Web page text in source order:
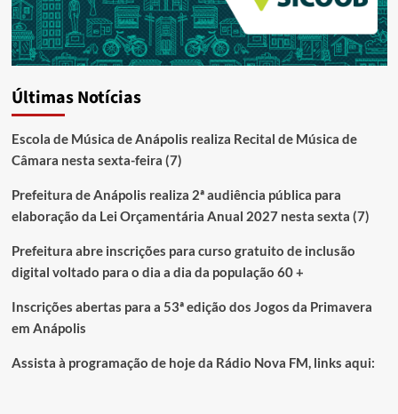
Últimas Notícias
Escola de Música de Anápolis realiza Recital de Música de
Câmara nesta sexta-feira (7)
Prefeitura de Anápolis realiza 2ª audiência pública para
elaboração da Lei Orçamentária Anual 2027 nesta sexta (7)
Prefeitura abre inscrições para curso gratuito de inclusão
digital voltado para o dia a dia da população 60 +
Inscrições abertas para a 53ª edição dos Jogos da Primavera
em Anápolis
Assista à programação de hoje da Rádio Nova FM, links aqui: